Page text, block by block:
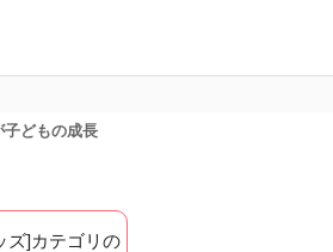
子どもの成長
ズ]カテゴリの